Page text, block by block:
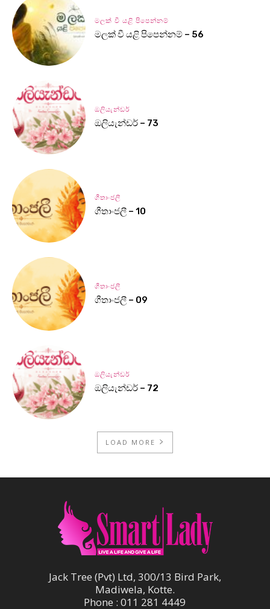
මලක් වී යළි පිපෙන්නම්
මලක් වී යළි පිපෙන්නම් – 56
ඔලියැන්ඩර්
ඔලියැන්ඩර් – 73
ගීතාංජලී
ගීතාංජලී – 10
ගීතාංජලී
ගීතාංජලී – 09
ඔලියැන්ඩර්
ඔලියැන්ඩර් – 72
LOAD MORE
Jack Tree (Pvt) Ltd, 300/13 Bird Park,
Madiwela, Kotte.
Phone : 011 281 4449